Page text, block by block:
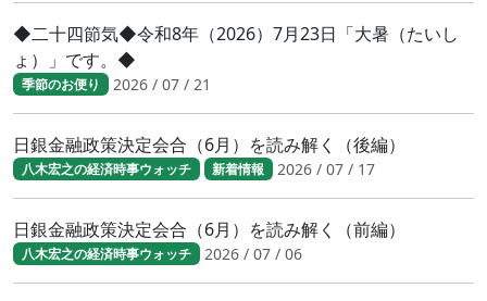
◆二十四節気◆令和8年（2026）7月23日「大暑（たいし
ょ）」です。◆
季節のお便り 2026 / 07 / 21
日銀金融政策決定会合（6月）を読み解く（後編）
八木宏之の経済時事ウォッチ 新着情報 2026 / 07 / 17
日銀金融政策決定会合（6月）を読み解く（前編）
八木宏之の経済時事ウォッチ 2026 / 07 / 06